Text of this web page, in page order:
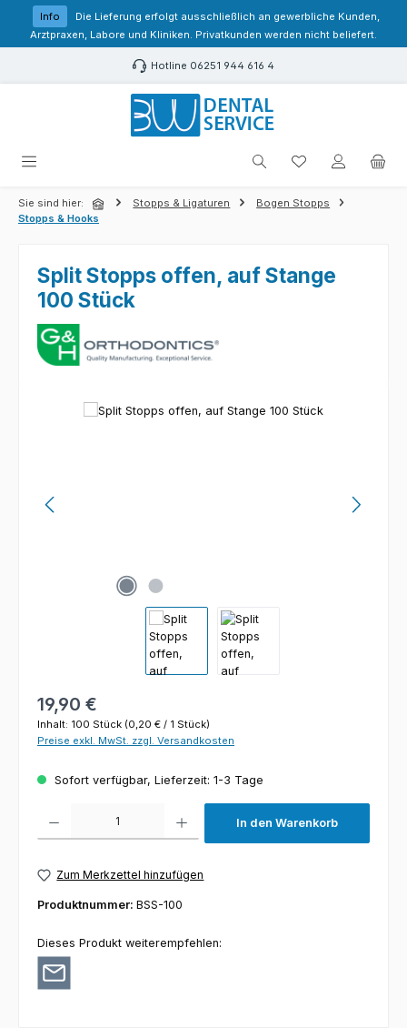
Zum Hauptinhalt springen
Info
Die Lieferung erfolgt ausschließlich an gewerbliche Kunden,
Arztpraxen, Labore und Kliniken. Privatkunden werden nicht beliefert.
Hotline 06251 944 616 4
Du hast 0
Sie sind hier: Stopps & Ligaturen
Bogen Stopps
Stopps & Hooks
Split Stopps offen, auf Stange
100 Stück
Bildergalerie überspringen
Regulärer Preis:
19,90 €
Inhalt: 100 Stück (0,20 € / 1 Stück)
Preise exkl. MwSt. zzgl. Versandkosten
Sofort verfügbar, Lieferzeit: 1-3 Tage
In den Warenkorb
Zum Merkzettel hinzufügen
Produktnummer: BSS-100
Dieses Produkt weiterempfehlen: